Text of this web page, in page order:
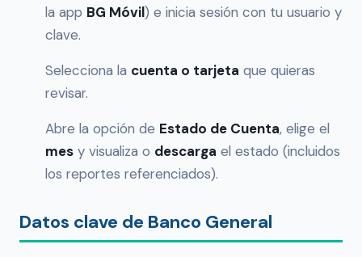
la app BG Móvil) e inicia sesión con tu usuario y
clave.
Selecciona la cuenta o tarjeta que quieras
revisar.
Abre la opción de Estado de Cuenta, elige el
mes y visualiza o descarga el estado (incluidos
los reportes referenciados).
Datos clave de Banco General